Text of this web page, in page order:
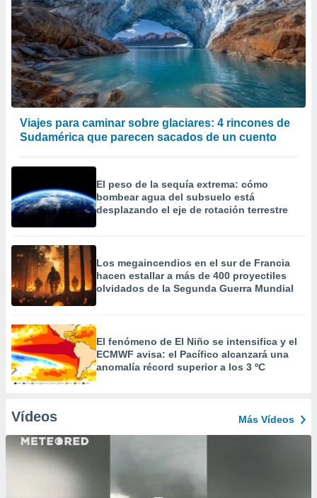
Viajes para caminar sobre glaciares: 4 rincones de
Sudamérica que parecen sacados de un cuento
El peso de la sequía extrema: cómo
bombear agua del subsuelo está
desplazando el eje de rotación terrestre
Los megaincendios en el sur de Francia
hacen estallar a más de 400 proyectiles
olvidados de la Segunda Guerra Mundial
El fenómeno de El Niño se intensifica y el
ECMWF avisa: el Pacífico alcanzará una
anomalía récord superior a los 3 ºC
Vídeos Más Vídeos